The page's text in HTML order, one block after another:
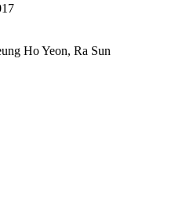
Ho Yeon, Ra Sun